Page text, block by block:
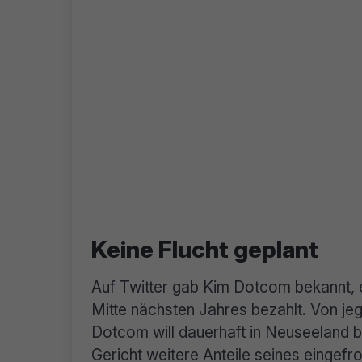
Keine Flucht geplant
Auf Twitter gab Kim Dotcom bekannt,
Mitte nächsten Jahres bezahlt. Von
Dotcom will dauerhaft in Neuseeland
Gericht weitere Anteile seines